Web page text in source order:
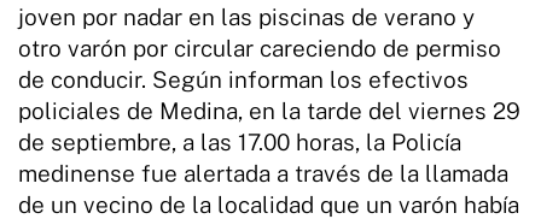
joven por nadar en las piscinas de verano y
otro varón por circular careciendo de permiso
de conducir. Según informan los efectivos
policiales de Medina, en la tarde del viernes 29
de septiembre, a las 17.00 horas, la Policía
medinense fue alertada a través de la llamada
de un vecino de la localidad que un varón había